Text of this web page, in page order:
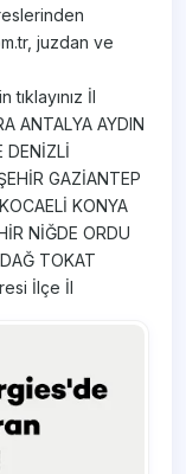
juzdan ve
İl
ANTALYA AYDIN
DENİZLİ
GAZİANTEP
KONYA
NİĞDE ORDU
TOKAT
İlçe İl